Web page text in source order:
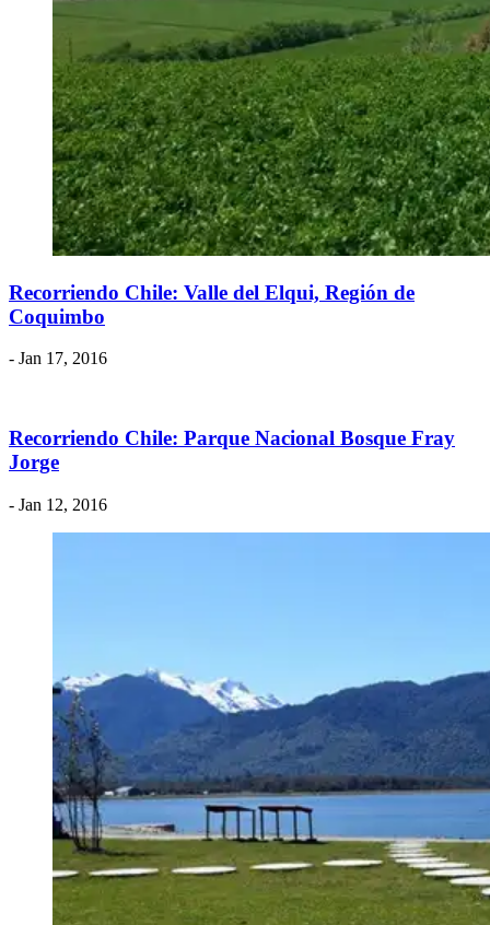
Recorriendo Chile: Valle del Elqui, Región de
Coquimbo
- Jan 17, 2016
Recorriendo Chile: Parque Nacional Bosque Fray
Jorge
- Jan 12, 2016